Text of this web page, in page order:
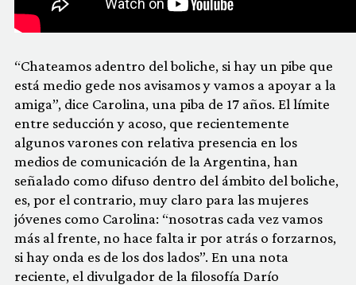
“Chateamos adentro del boliche, si hay un pibe que
está medio gede nos avisamos y vamos a apoyar a la
amiga”, dice Carolina, una piba de 17 años. El límite
entre seducción y acoso, que recientemente
algunos varones con relativa presencia en los
medios de comunicación de la Argentina, han
señalado como difuso dentro del ámbito del boliche,
es, por el contrario, muy claro para las mujeres
jóvenes como Carolina: “nosotras cada vez vamos
más al frente, no hace falta ir por atrás o forzarnos,
si hay onda es de los dos lados”. En una nota
reciente, el divulgador de la filosofía Darío